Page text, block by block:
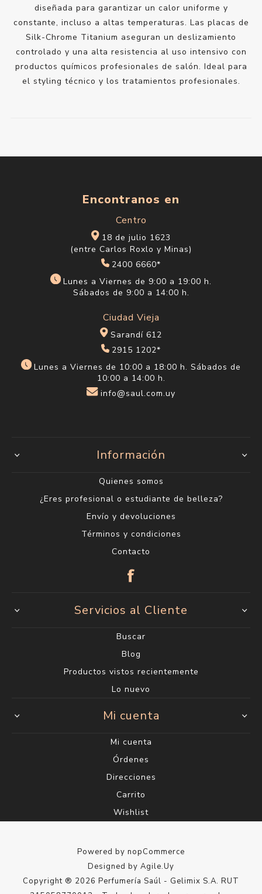
diseñada para garantizar un calor uniforme y
constante, incluso a altas temperaturas. Las placas de
Silk-Chrome Titanium aseguran un deslizamiento
controlado y una alta resistencia al uso intensivo con
productos químicos profesionales de salón. Ideal para
el styling técnico y los tratamientos profesionales.
Encontranos en
Centro
18 de julio 1623
(entre Carlos Roxlo y Minas)
2400 6660*
Lunes a Viernes de 9:00 a 19:00 h.
Sábados de 9:00 a 14:00 h.
Ciudad Vieja
Sarandí 612
2915 1202*
Lunes a Viernes de 10:00 a 18:00 h. Sábados de
10:00 a 14:00 h.
info@saul.com.uy
Información
Quienes somos
¿Eres profesional o estudiante de belleza?
Envío y devoluciones
Términos y condiciones
Contacto
Servicios al Cliente
Buscar
Blog
Productos vistos recientemente
Lo nuevo
Mi cuenta
Mi cuenta
Órdenes
Direcciones
Carrito
Wishlist
Powered by nopCommerce
Designed by Agile.Uy
Copyright ® 2026 Perfumería Saúl - Gelimix S.A. RUT